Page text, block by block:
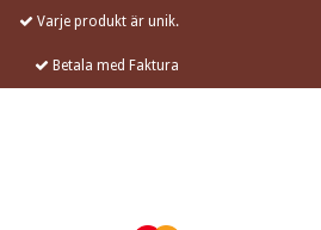
Varje produkt är unik.
Betala med Faktura